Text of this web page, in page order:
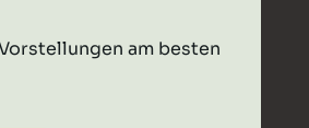
am besten